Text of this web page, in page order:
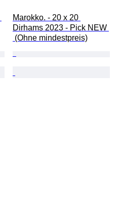
Marokko. - 20 x 20
Dirhams 2023 - Pick NEW
(Ohne mindestpreis)